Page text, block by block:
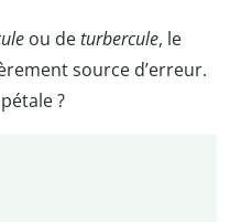
ou deturbercule, le
source d’erreur.
?